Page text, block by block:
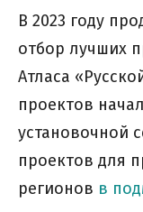
В 2023 году
отбор лучших
Атласа
проектов
установочной
проектов для
регионов в